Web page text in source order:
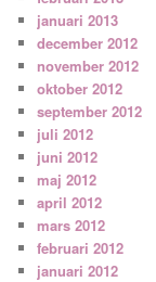
januari 2013
december 2012
november 2012
oktober 2012
september 2012
juli 2012
juni 2012
maj 2012
april 2012
mars 2012
februari 2012
januari 2012